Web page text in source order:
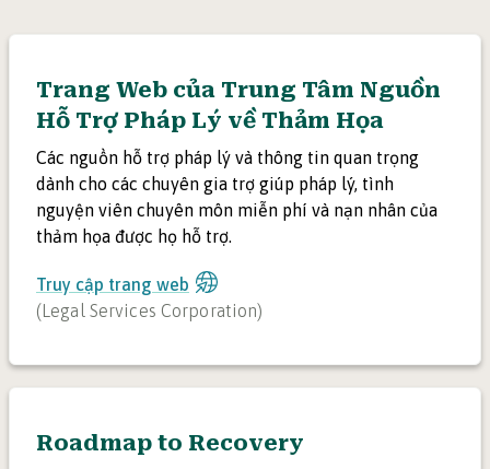
Trang Web của Trung Tâm Nguồn
Hỗ Trợ Pháp Lý về Thảm Họa
Các nguồn hỗ trợ pháp lý và thông tin quan trọng
dành cho các chuyên gia trợ giúp pháp lý, tình
nguyện viên chuyên môn miễn phí và nạn nhân của
thảm họa được họ hỗ trợ.
Truy cập trang web
(Legal Services Corporation)
Roadmap to Recovery